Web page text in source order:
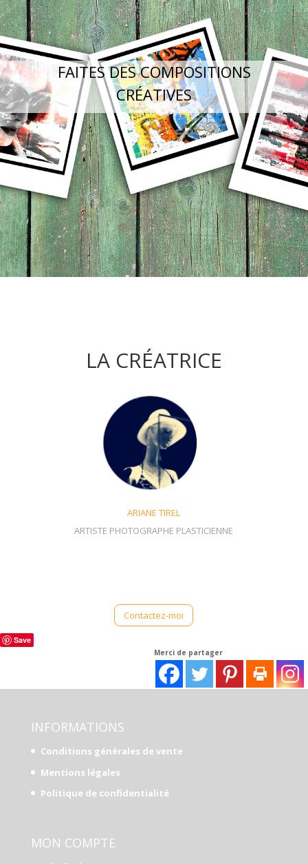
FAITES DES COMPOSITIONS
CRÉATIVES
LA CRÉATRICE
ARIANE TIREL
ARTISTE PHOTOGRAPHE PLASTICIENNE
Contactez-moi
Save
Merci de partager
INFORMATIONS
Conditions générales de vente
Mentions légales
Politique de confidentialité
MON COMPTE